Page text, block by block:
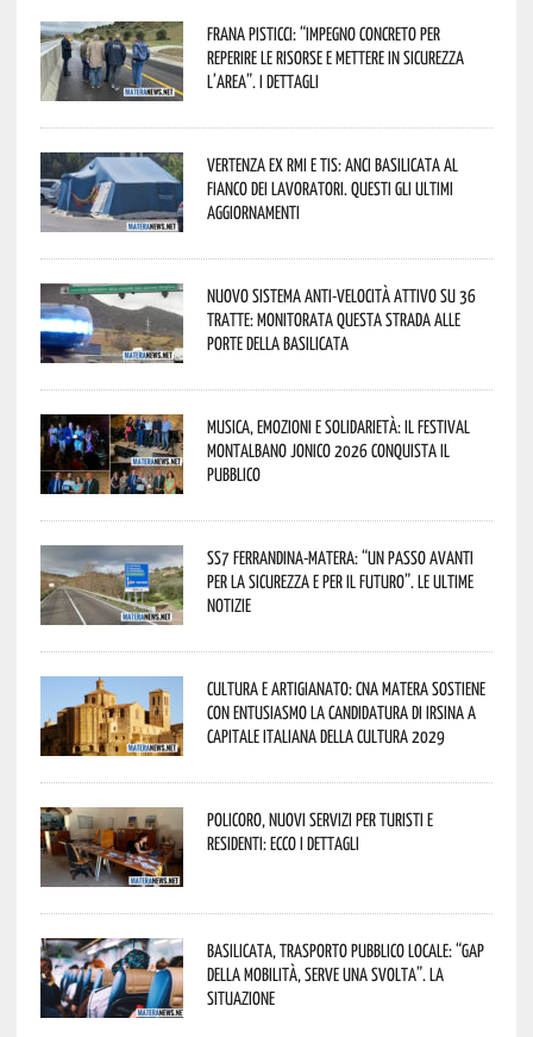
Frana Pisticci: “Impegno concreto per
reperire le risorse e mettere in sicurezza
l’area”. I dettagli
Vertenza ex RMI e TIS: ANCI Basilicata al
fianco dei lavoratori. Questi gli ultimi
aggiornamenti
Nuovo sistema anti-velocità attivo su 36
tratte: monitorata questa strada alle
porte della Basilicata
Musica, emozioni e solidarietà: il Festival
Montalbano Jonico 2026 conquista il
pubblico
SS7 Ferrandina-Matera: “Un passo avanti
per la sicurezza e per il futuro”. Le ultime
notizie
Cultura e Artigianato: CNA Matera sostiene
con entusiasmo la candidatura di Irsina a
Capitale Italiana della Cultura 2029
Policoro, nuovi servizi per turisti e
residenti: ecco i dettagli
Basilicata, trasporto pubblico locale: “Gap
della mobilità, serve una svolta”. La
situazione